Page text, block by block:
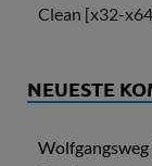
Clean [x32-
NEUESTE
Wolfgangsweg